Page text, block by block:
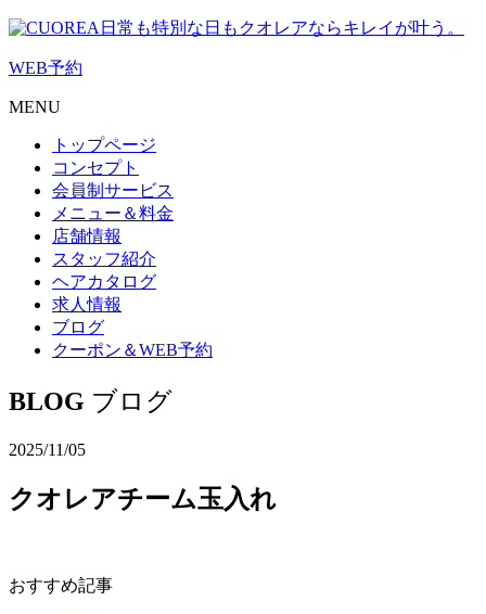
日常も特別な日もクオレアならキレイが叶う。
WEB予約
MENU
トップページ
コンセプト
会員制サービス
メニュー＆料金
店舗情報
スタッフ紹介
ヘアカタログ
求人情報
ブログ
クーポン＆WEB予約
BLOG ブログ
2025/11/05
クオレアチーム玉入れ
おすすめ記事